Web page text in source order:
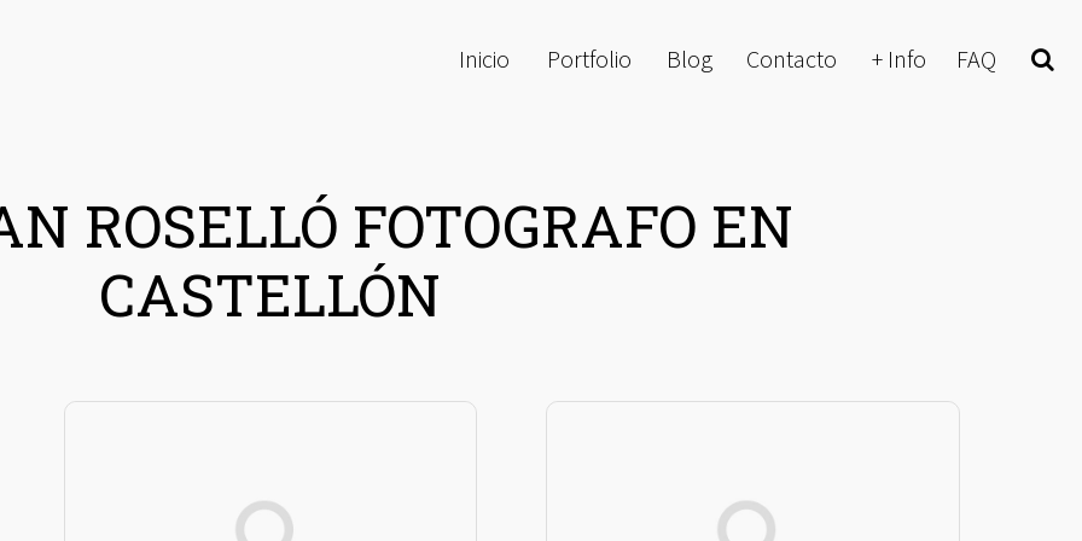
Inicio Portfolio Blog Contacto + Info FAQ Buscar
ROSELLÓ FOTOGRAFO EN
CASTELLÓN